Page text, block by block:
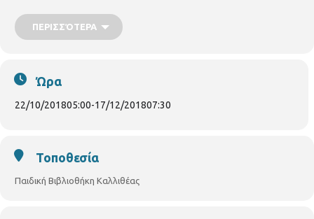
συναντήσεις θα γίνονται
παιδιά νηπιαγωγείου και Α΄τάξης και
ενδιαφερομένων. Θα τηρηθεί σειρά προτεραιότητας.
ΠΕΡΙΣΣΌΤΕΡΑ
Ώρα
22/10/201805:00-17/12/201807:30
Τοποθεσία
Παιδική Βιβλιοθήκη Καλλιθέας